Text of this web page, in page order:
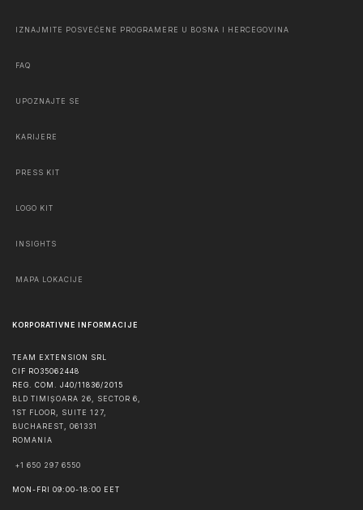
IZNAJMITE POSVEĆENE PROGRAMERE U BOSNA I HERCEGOVINA
FAQ
UPOZNAJTE SE
KARIJERE
PRESS KIT
LOGO KIT
INSIGHTS
MAPA LOKACIJE
KORPORATIVNE INFORMACIJE
TEAM EXTENSION SRL
CIF RO35062448
REG. COM. J40/11836/2015
BLD TIMIȘOARA 26, SECTOR 6,
1ST FLOOR, SUITE 127,
BUCHAREST
061331
ROMANIA
+1 650 297 6550
MON-FRI 09:00-18:00 EET